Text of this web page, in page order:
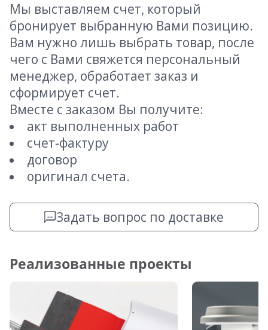
Мы выставляем счет, который
бронирует выбранную Вами позицию.
Вам нужно лишь выбрать товар, после
чего с Вами свяжется персональный
менеджер, обработает заказ и
сформирует счет.
Вместе с заказом Вы получите:
акт выполненных работ
счет-фактуру
договор
оригинал счета.
Задать вопрос по доставке
Реализованные проекты